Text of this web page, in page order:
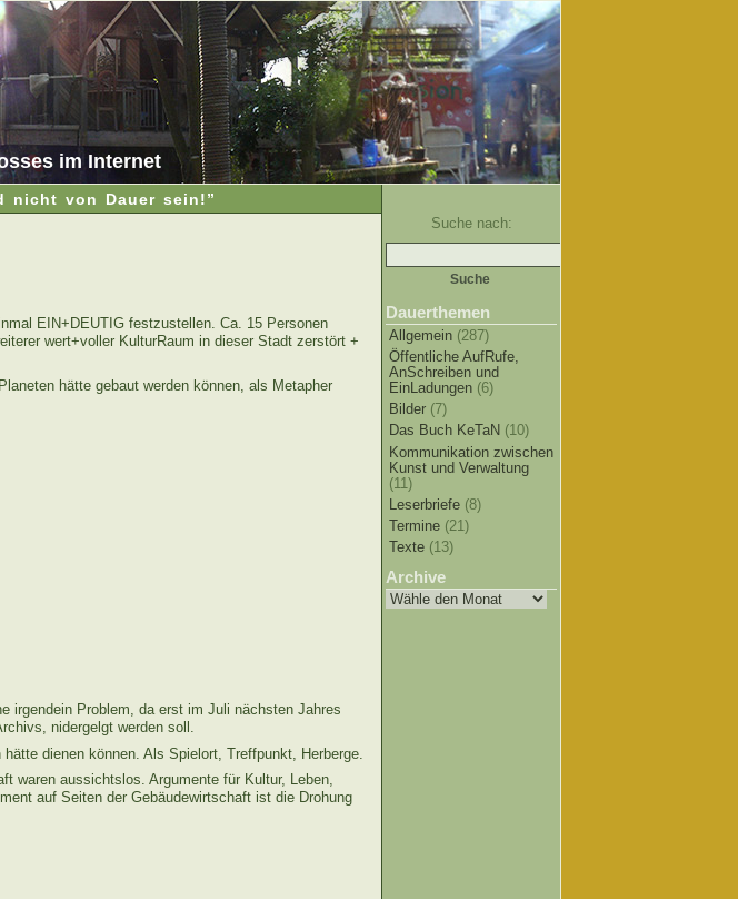
im Internet
nicht von Dauer sein!”
Suche nach:
Dauerthemen
Allgemein (287)
Öffentliche AufRufe,
AnSchreiben und
EinLadungen (6)
Bilder (7)
Das Buch KeTaN (10)
Kommunikation zwischen
Kunst und Verwaltung
(11)
Leserbriefe (8)
Termine (21)
Texte (13)
Archive
EIN+DEUTIG festzustellen. Ca. 15 Personen
wert+voller KulturRaum in dieser Stadt zerstört +
hätte gebaut werden können, als Metapher
irgendein Problem, da erst im Juli nächsten Jahres
nidergelgt werden soll.
dienen können. Als Spielort, Treffpunkt, Herberge.
waren aussichtslos. Argumente für Kultur, Leben,
auf Seiten der Gebäudewirtschaft ist die Drohung